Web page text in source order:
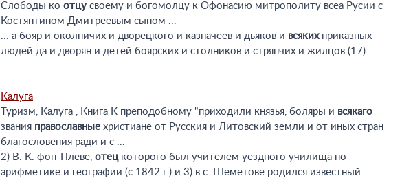
Слободы ко отцусвоему и богомолцу к Офонасию митрополиту всеа Русии с
Костянтином Дмитреевым сыном ...
... а бояр и околничих и дворецкого и казначеев и дьяков и всякихприказных
людей да и дворян и детей боярских и столников и стряпчих и жилцов (17) ...
Калуга
Туризм, Калуга , Книга К преподобному "приходили князья, боляры и всякаго
звания православные христиане от Русския и Литовский земли и от иных стран
благословения ради и с ...
2) В. К. фон-Плеве, отецкоторого был учителем уездного училища по
арифметике и географии (с 1842 г.) и 3) в с. Шеметове родился известный